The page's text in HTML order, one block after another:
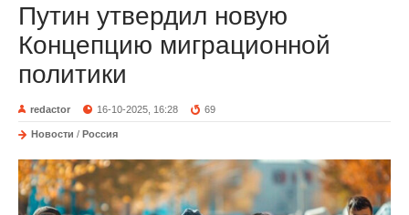
Путин утвердил новую
Концепцию миграционной
политики
redactor 16-10-2025, 16:28 69
Новости / Россия